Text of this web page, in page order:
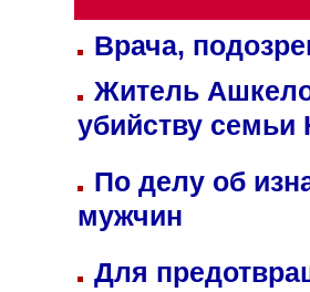
Врача,
Житель
убийству семьи
По делу об
мужчин
Для